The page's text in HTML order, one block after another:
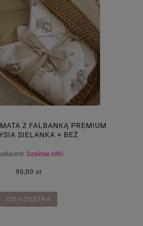
Z FALBANKĄ PREMIUM
SIELANKA + BEŻ
Szalone nitki
90,00 zł
DO KOSZYKA